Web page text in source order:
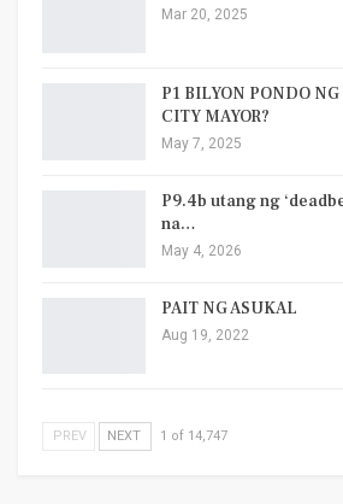
Mar 20, 2025
P1 BILYON PONDO
CITY MAYOR?
May 7, 2025
P9.4b utang ng
na…
May 4, 2026
PAIT NG ASUKAL
Aug 19, 2022
PREV NEXT 1 of 14,747